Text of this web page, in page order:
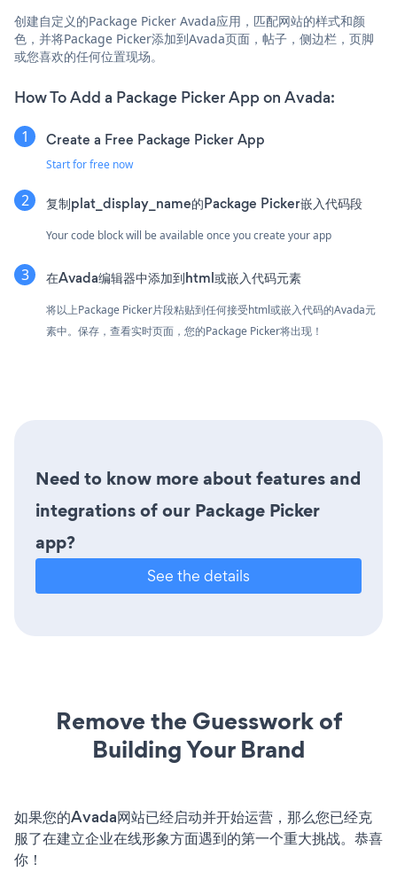
创建自定义的Package Picker Avada应用，匹配网站的样式和颜
色，并将Package Picker添加到Avada页面，帖子，侧边栏，页脚
或您喜欢的任何位置现场。
How To Add a Package Picker App on Avada:
Create a Free Package Picker App
Start for free now
复制plat_display_name的Package Picker嵌入代码段
Your code block will be available once you create your app
在Avada编辑器中添加到html或嵌入代码元素
将以上Package Picker片段粘贴到任何接受html或嵌入代码的Avada元
素中。保存，查看实时页面，您的Package Picker将出现！
Need to know more about features and
integrations of our Package Picker
app?
See the details
Remove the Guesswork of
Building Your Brand
如果您的Avada网站已经启动并开始运营，那么您已经克
服了在建立企业在线形象方面遇到的第一个重大挑战。恭喜
你！